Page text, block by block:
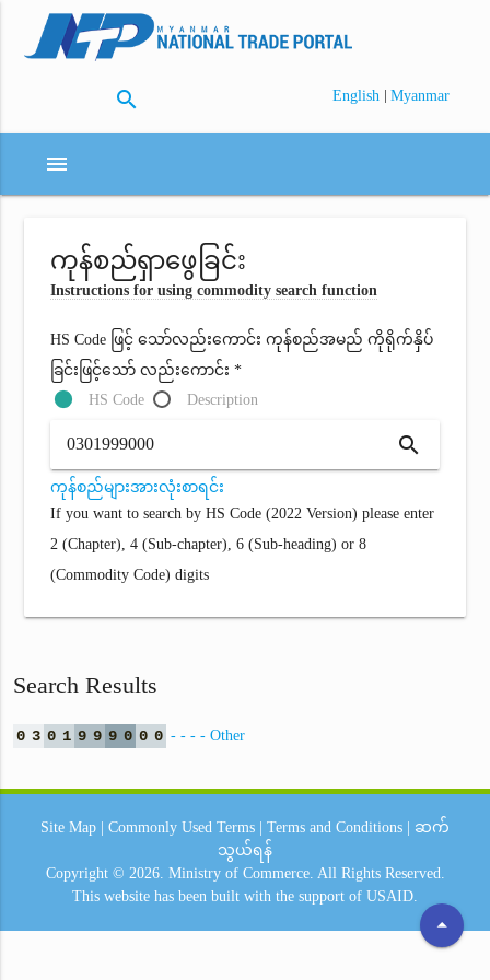
search English | Myanmar
menu
ကုန်စည်ရှာဖွေခြင်း
Instructions for using commodity search function
HS Code ဖြင့် သော်လည်းကောင်း ကုန်စည်အမည် ကိုရိုက်နှိပ်
ခြင်းဖြင့်သော် လည်းကောင်း *
HS Code
Description
search
ကုန်စည်များအားလုံးစာရင်း
If you want to search by HS Code (2022 Version) please enter
2 (Chapter), 4 (Sub-chapter), 6 (Sub-heading) or 8
(Commodity Code) digits
Search Results
0 3 0 1 9 9 9 0 0 0 - - - - Other
arrow_drop_up
Site Map Commonly Used Terms Terms and Conditions
ဆက်
သွယ်ရန်
Copyright © 2026. Ministry of Commerce. All Rights Reserved.
This website has been built with the support of USAID.